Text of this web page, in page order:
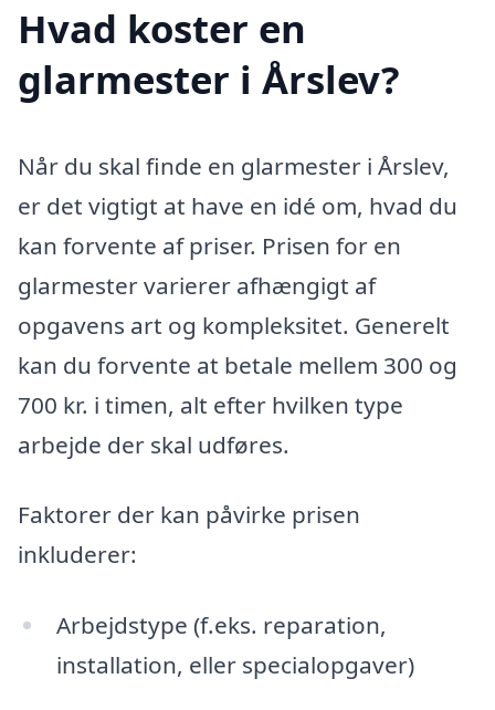
Hvad koster en
glarmester i Årslev?
Når du skal finde en glarmester i Årslev,
er det vigtigt at have en idé om, hvad du
kan forvente af priser. Prisen for en
glarmester varierer afhængigt af
opgavens art og kompleksitet. Generelt
kan du forvente at betale mellem 300 og
700 kr. i timen, alt efter hvilken type
arbejde der skal udføres.
Faktorer der kan påvirke prisen
inkluderer:
Arbejdstype (f.eks. reparation,
installation, eller specialopgaver)